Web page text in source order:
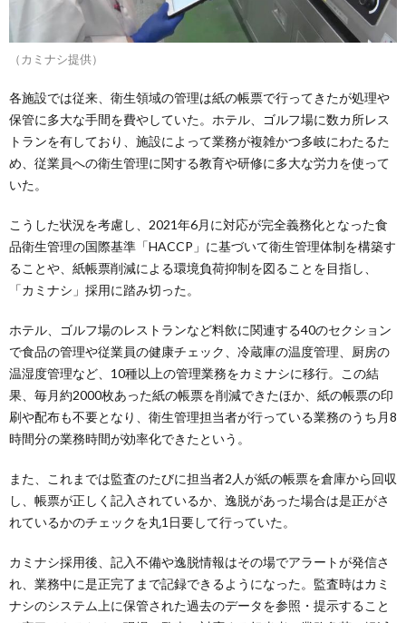
（カミナシ提供）
各施設では従来、衛生領域の管理は紙の帳票で行ってきたが処理や
保管に多大な手間を費やしていた。ホテル、ゴルフ場に数カ所レス
トランを有しており、施設によって業務が複雑かつ多岐にわたるた
め、従業員への衛生管理に関する教育や研修に多大な労力を使って
いた。
こうした状況を考慮し、2021年6月に対応が完全義務化となった食
品衛生管理の国際基準「HACCP」に基づいて衛生管理体制を構築す
ることや、紙帳票削減による環境負荷抑制を図ることを目指し、
「カミナシ」採用に踏み切った。
ホテル、ゴルフ場のレストランなど料飲に関連する40のセクション
で食品の管理や従業員の健康チェック、冷蔵庫の温度管理、厨房の
温湿度管理など、10種以上の管理業務をカミナシに移行。この結
果、毎月約2000枚あった紙の帳票を削減できたほか、紙の帳票の印
刷や配布も不要となり、衛生管理担当者が行っている業務のうち月8
時間分の業務時間が効率化できたという。
また、これまでは監査のたびに担当者2人が紙の帳票を倉庫から回収
し、帳票が正しく記入されているか、逸脱があった場合は是正がさ
れているかのチェックを丸1日要して行っていた。
カミナシ採用後、記入不備や逸脱情報はその場でアラートが発信さ
れ、業務中に是正完了まで記録できるようになった。監査時はカミ
ナシのシステム上に保管された過去のデータを参照・提示すること